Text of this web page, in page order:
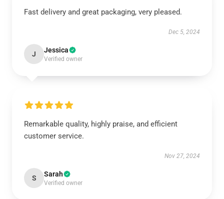
Fast delivery and great packaging, very pleased.
Dec 5, 2024
J Jessica
Verified owner
Remarkable quality, highly praise, and efficient
customer service.
Nov 27, 2024
S Sarah
Verified owner